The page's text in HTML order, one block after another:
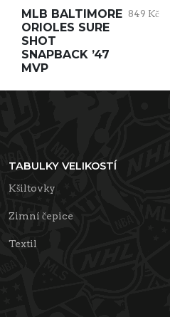
MLB BALTIMORE
ORIOLES SURE
SHOT
SNAPBACK ’47
MVP
849 Kč
TABULKY VELIKOSTÍ
Kšiltovky
Zimní čepice
Textil